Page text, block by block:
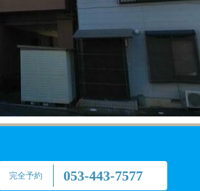
完全予約 053-443-7577